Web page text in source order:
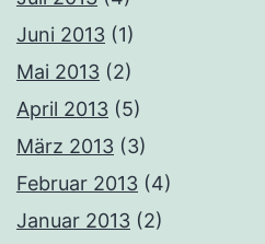
Juni 2013 (1)
Mai 2013 (2)
April 2013 (5)
März 2013 (3)
Februar 2013 (4)
Januar 2013 (2)